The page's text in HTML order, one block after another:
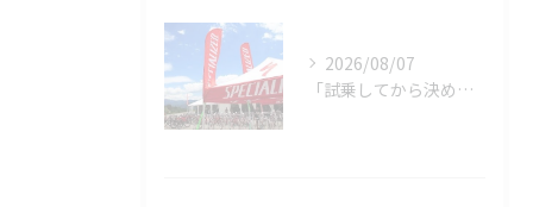
2026/08/07
「試乗してから決める。」 それがPOWER-KIDSの一番大切にしていることです。